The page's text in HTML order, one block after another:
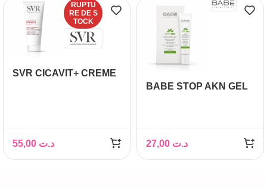
RUPTU
RE DE S
TOCK
SVR CICAVIT+ CREME
د.ت
BABE STOP AKN GEL
د.ت